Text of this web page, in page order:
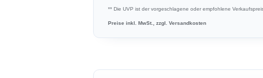
** Die UVP ist der vorgeschlagene oder empfohlene
Preise inkl. MwSt., zzgl. Versandkosten